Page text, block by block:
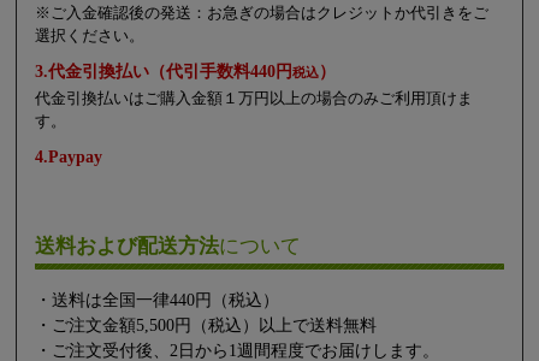
※ご入金確認後の発送：お急ぎの場合はクレジットか代引きをご
選択ください。
3.代金引換払い（代引手数料440円税込）
代金引換払いはご購入金額１万円以上の場合のみご利用頂けま
す。
4.Paypay
送料および配送方法について
・送料は全国一律440円（税込）
・ご注文金額5,500円（税込）以上で送料無料
・ご注文受付後、2日から1週間程度でお届けします。